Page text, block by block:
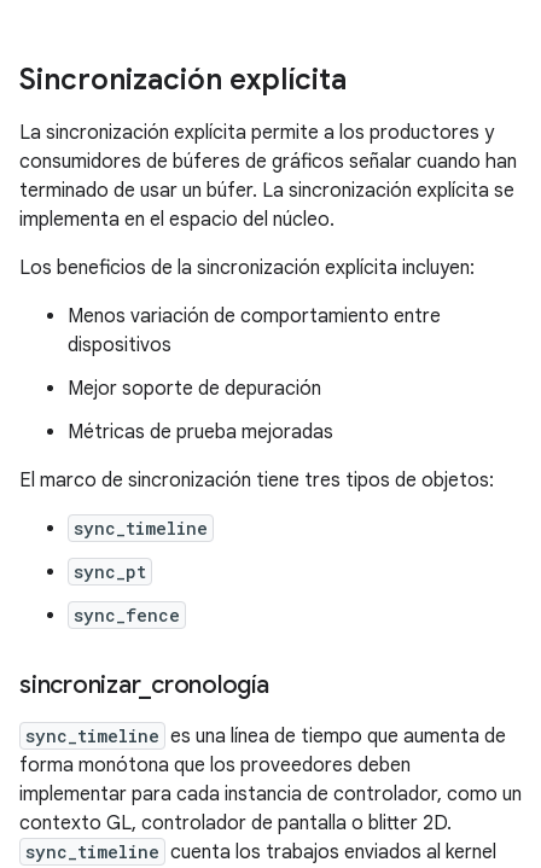
Sincronización explícita
La sincronización explícita permite a los productores y
consumidores de búferes de gráficos señalar cuando han
terminado de usar un búfer. La sincronización explícita se
implementa en el espacio del núcleo.
Los beneficios de la sincronización explícita incluyen:
Menos variación de comportamiento entre
dispositivos
Mejor soporte de depuración
Métricas de prueba mejoradas
El marco de sincronización tiene tres tipos de objetos:
sync_timeline
sync_pt
sync_fence
sincronizar_ cronología
sync_timeline es una línea de tiempo que aumenta de
forma monótona que los proveedores deben
implementar para cada instancia de controlador, como un
contexto GL, controlador de pantalla o blitter 2D.
sync_timeline cuenta los trabajos enviados al kernel